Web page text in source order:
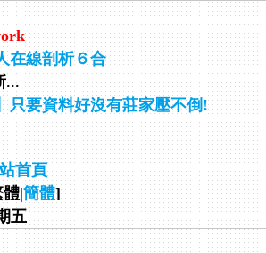
在線剖析６合
...
要資料好沒有莊家壓不倒!
首頁
|簡體]
五